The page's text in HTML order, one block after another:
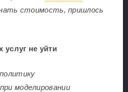
стоимость, пришлось
услуг не уйти
моделировании